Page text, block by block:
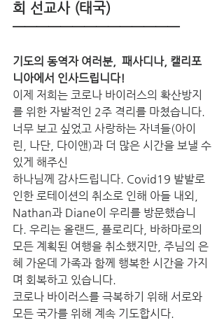
희 선교사 (태국)
——————————————
기도의 동역자 여러분,  패사디나, 캘리포
니아에서 인사드립니다!
이제 저희는 코로나 바이러스의 확산방지
를 위한 자발적인 2주 격리를 마쳤습니다.
너무 보고 싶었고 사랑하는 자녀들(아이
린, 나단, 다이앤)과 더 많은 시간을 보낼 수
있게 해주신
하나님께 감사드립니다. Covid19 발발로
인한 로테이션의 취소로 인해 아들 내외,
Nathan과 Diane이 우리를 방문했습니
다. 우리는 올랜드, 플로리다, 바하마로의
모든 계획된 여행을 취소했지만, 주님의 은
혜 가운데 가족과 함께 행복한 시간을 가지
며 회복하고 있습니다.
코로나 바이러스를 극복하기 위해 서로와
모든 국가를 위해 계속 기도합시다.